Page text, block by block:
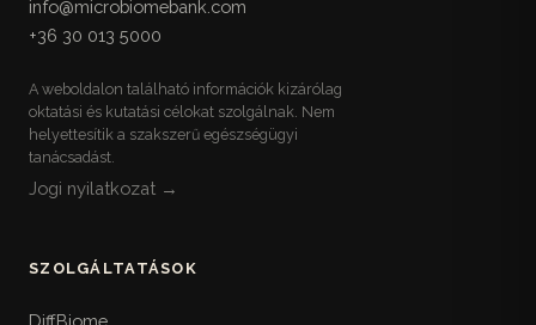
info@microbiomebank.com
+36 30 013 5000
A weboldalon található információk kizárólag
oktatási és kutatási célokat szolgálnak. Nem
helyettesítik a szakszerű egészségügyi
tanácsadást.
Jogi nyilatkozat →
SZOLGÁLTATÁSOK